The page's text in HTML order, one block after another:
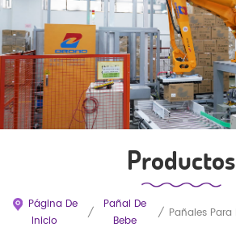
Productos
Página De
Inicio
/
Pañal De
Bebe
/